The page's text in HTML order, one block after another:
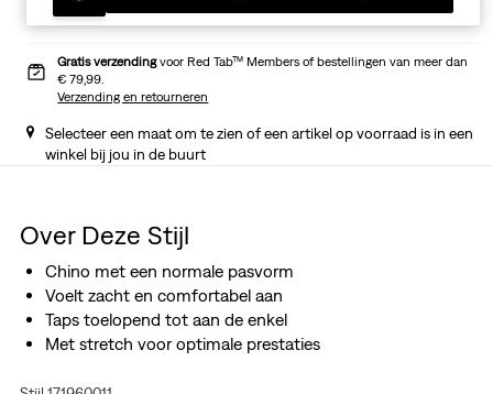
Gratis verzendingvoor Red Tab™ Members of bestellingen van meer dan
€ 79,99.
Verzending en retourneren
Selecteer een maat om te zien of een artikel op voorraad is in een
winkel bij jou in de buurt
Over Deze Stijl
Chino met een normale pasvorm
Voelt zacht en comfortabel aan
Taps toelopend tot aan de enkel
Met stretch voor optimale prestaties